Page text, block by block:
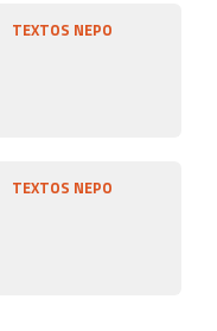
TEXTOS NEPO
TEXTOS NEPO